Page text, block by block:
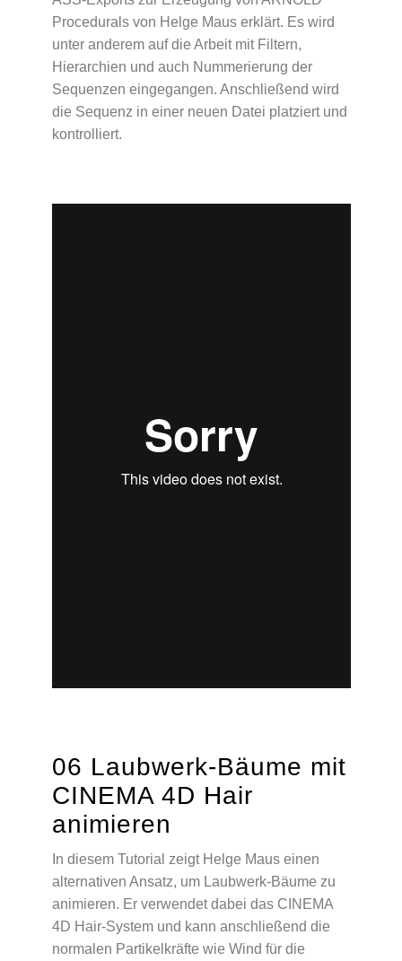
Procedurals von Helge Maus erklärt. Es wird
unter anderem auf die Arbeit mit Filtern,
Hierarchien und auch Nummerierung der
Sequenzen eingegangen. Anschließend wird
die Sequenz in einer neuen Datei platziert und
kontrolliert.
06 Laubwerk-Bäume mit
CINEMA 4D Hair
animieren
In diesem Tutorial zeigt Helge Maus einen
alternativen Ansatz, um Laubwerk-Bäume zu
animieren. Er verwendet dabei das CINEMA
4D Hair-System und kann anschließend die
normalen Partikelkräfte wie Wind für die